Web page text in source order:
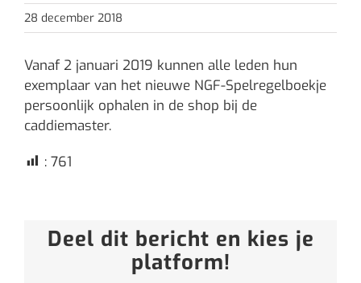
28 december 2018
Vanaf 2 januari 2019 kunnen alle leden hun
exemplaar van het nieuwe NGF-Spelregelboekje
persoonlijk ophalen in de shop bij de
caddiemaster.
: 761
Deel dit bericht en kies je
platform!